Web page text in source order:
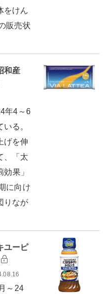
をけん
販売状
和産
年4～6
る。
げを伸
、「太
果」
に向け
りなが
ユーピ
～24